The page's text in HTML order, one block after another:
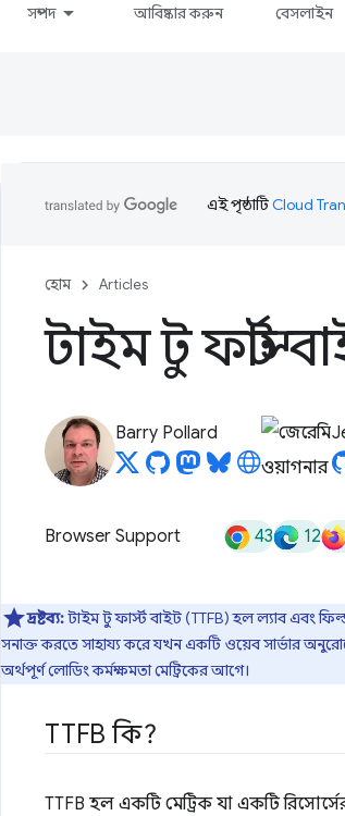
সম্পদ আবিষ্কার করুন বেসলাইন
এই পৃষ্ঠাটিCloud
হোম Articles
টাইম টু ফার্স্ট
Barry Pollard
Browser Support 43 12
দ্রষ্টব্য:টাইম টু ফার্স্ট বাইট (TTFB) হল ল্যাব এবং
সনাক্ত করতে সাহায্য করে যখন একটি ওয়েব সার্ভার
অর্থপূর্ণ লোডিং কর্মক্ষমতা মেট্রিকের আগে।
TTFB কি?
TTFB হল একটি মেট্রিক যা একটি